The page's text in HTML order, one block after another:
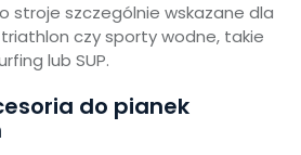
stroje szczególnie wskazane dla
czy sporty wodne, takie
lub SUP.
do pianek